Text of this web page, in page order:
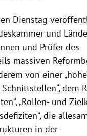
Dienstag
und
und Prüfer des
massiven
von einer
dem
„Rollen- und
die
in der